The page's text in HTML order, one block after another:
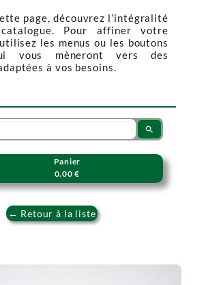
page, découvrez l’intégralité
Pour affiner votre
les menus ou les boutons
vous mèneront vers des
à vos besoins.
search
Panier
0.00 €
← Retour à la liste